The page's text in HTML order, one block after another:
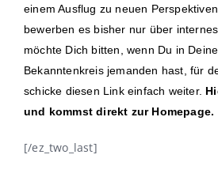
einem Ausflug zu neuen
bewerben es bisher nur über
möchte Dich bitten, wenn Du in
Bekanntenkreis jemanden hast, für
schicke diesen Link einfach weiter.
und kommst direkt zur Homepage.
[/ez_two_last]